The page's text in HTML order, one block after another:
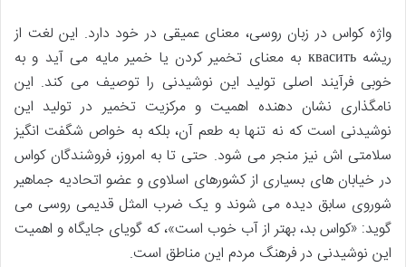
واژه کواس در زبان روسی، معنای عمیقی در خود دارد. این لغت از
ریشه квасить به معنای تخمیر کردن یا خمیر مایه می آید و به
خوبی فرآیند اصلی تولید این نوشیدنی را توصیف می کند. این
نامگذاری نشان دهنده اهمیت و مرکزیت تخمیر در تولید این
نوشیدنی است که نه تنها به طعم آن، بلکه به خواص شگفت انگیز
سلامتی اش نیز منجر می شود. حتی تا به امروز، فروشندگان کواس
در خیابان های بسیاری از کشورهای اسلاوی و عضو اتحادیه جماهیر
شوروی سابق دیده می شوند و یک ضرب المثل قدیمی روسی می
گوید: «کواس بد، بهتر از آب خوب است»، که گویای جایگاه و اهمیت
این نوشیدنی در فرهنگ مردم این مناطق است.